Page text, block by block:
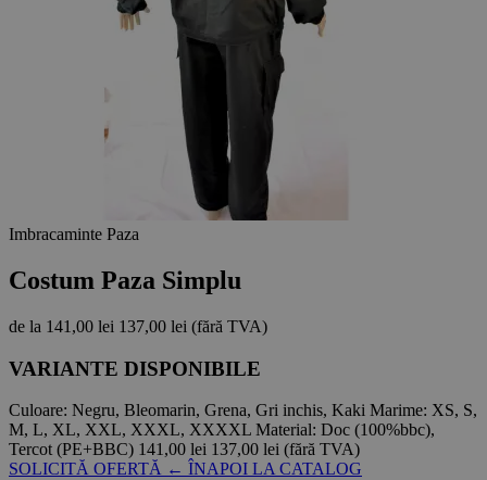
Imbracaminte Paza
Costum Paza Simplu
de la 141,00 lei 137,00 lei (fără TVA)
VARIANTE DISPONIBILE
Culoare: Negru, Bleomarin, Grena, Gri inchis, Kaki Marime: XS, S,
M, L, XL, XXL, XXXL, XXXXL Material: Doc (100%bbc),
Tercot (PE+BBC) 141,00 lei 137,00 lei (fără TVA)
SOLICITĂ OFERTĂ ← ÎNAPOI LA CATALOG